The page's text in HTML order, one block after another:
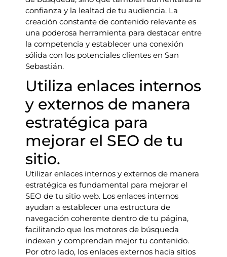
confianza y la lealtad de tu audiencia. La
creación constante de contenido relevante es
una poderosa herramienta para destacar entre
la competencia y establecer una conexión
sólida con los potenciales clientes en San
Sebastián.
Utiliza enlaces internos
y externos de manera
estratégica para
mejorar el SEO de tu
sitio.
Utilizar enlaces internos y externos de manera
estratégica es fundamental para mejorar el
SEO de tu sitio web. Los enlaces internos
ayudan a establecer una estructura de
navegación coherente dentro de tu página,
facilitando que los motores de búsqueda
indexen y comprendan mejor tu contenido.
Por otro lado, los enlaces externos hacia sitios